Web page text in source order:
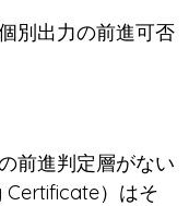
別出力の前進可否
前進判定層がない
Certificate）はそ